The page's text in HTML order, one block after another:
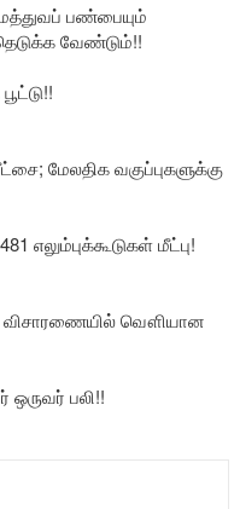
பண்பையும்
வேண்டும்!!
மேலதிக வகுப்புகளுக்கு
எலும்புக்கூடுகள் மீட்பு!
விசாரணையில் வௌியான
ஒருவர் பலி!!